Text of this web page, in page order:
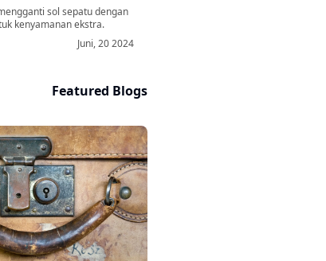
sol sepatu dengan
kenyamanan ekstra.
Juni, 20 2024
Featured Blogs